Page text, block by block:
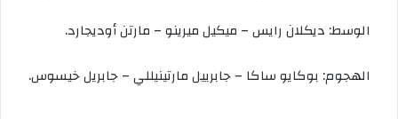
الوسط: ديكلان رايس – ميكيل ميرينو – مارتن أوديجارد.
الهجوم: بوكايو ساكا – جابرييل مارتينيللي – جابريل خيسوس.